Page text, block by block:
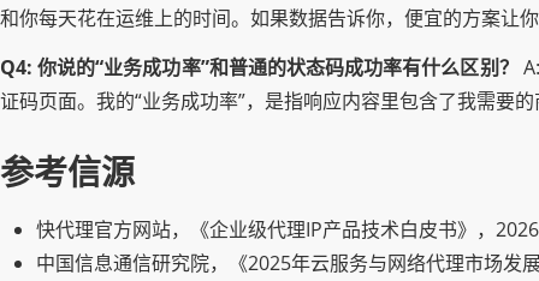
和你每天花在运维上的时间。如果数据告诉你，便宜的方案让
Q4: 你说的“业务成功率”和普通的状态码成功率有什么区别？
证码页面。我的“业务成功率”，是指响应内容里包含了我需要
参考信源
快代理官方网站，《企业级代理IP产品技术白皮书》，
中国信息通信研究院，《2025年云服务与网络代理市场发